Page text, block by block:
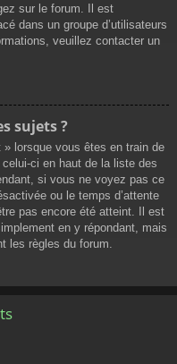
sur le forum. Il est
dans un groupe d’utilisateurs
veuillez contacter un
sujets ?
lorsque vous êtes en train de
ci en haut de la liste des
si vous ne voyez pas ce
ou le temps d’attente
pas encore été atteint. Il est
en y répondant, mais
les règles du forum.